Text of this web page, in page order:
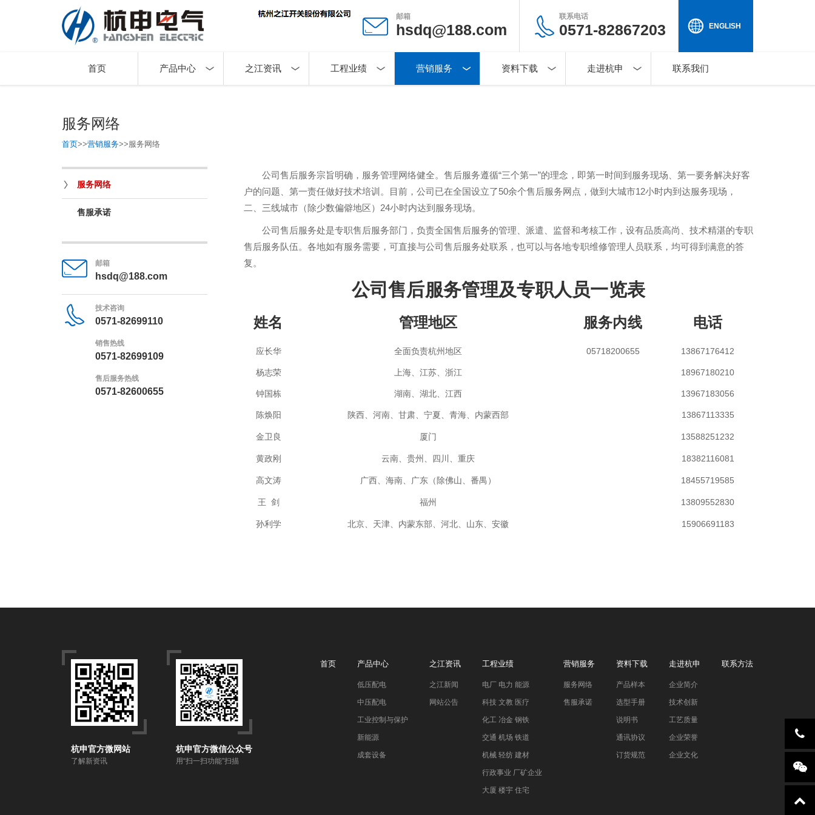
邮箱
hsdq@188.com
联系电话
0571-82867203 ENGLISH
首页 产品中心 之江资讯 工程业绩 营销服务 资料下载 走进杭申 联系我们
服务网络
首页>>营销服务>>服务网络
服务网络
售服承诺
邮箱
hsdq@188.com
技术咨询
0571-82699110
销售热线
0571-82699109
售后服务热线
0571-82600655
公司售后服务宗旨明确，服务管理网络健全。售后服务遵循“三个第一”的理念，即第一时间到服务现场、第一要务解决好客
户的问题、第一责任做好技术培训。目前，公司已在全国设立了50余个售后服务网点，做到大城市12小时内到达服务现场，
二、三线城市（除少数偏僻地区）24小时内达到服务现场。
公司售后服务处是专职售后服务部门，负责全国售后服务的管理、派遣、监督和考核工作，设有品质高尚、技术精湛的专职
售后服务队伍。各地如有服务需要，可直接与公司售后服务处联系，也可以与各地专职维修管理人员联系，均可得到满意的答
复。
公司售后服务管理及专职人员一览表
姓名 管理地区 服务内线 电话
应长华 全面负责杭州地区 05718200655 13867176412
杨志荣 上海、江苏、浙江 18967180210
钟国栋 湖南、湖北、江西 13967183056
陈焕阳 陕西、河南、甘肃、宁夏、青海、内蒙西部 13867113335
金卫良 厦门 13588251232
黄政刚 云南、贵州、四川、重庆 18382116081
高文涛 广西、海南、广东（除佛山、番禺） 18455719585
王 剑 福州 13809552830
孙利学 北京、天津、内蒙东部、河北、山东、安徽 15906691183
杭申官方微网站
了解新资讯
杭申官方微信公众号
用“扫一扫功能”扫描
首页 产品中心
低压配电
中压配电
工业控制与保护
新能源
成套设备
之江资讯
之江新闻
网站公告
工程业绩
电厂 电力 能源
科技 文教 医疗
化工 冶金 钢铁
交通 机场 铁道
机械 轻纺 建材
行政事业 厂矿企业
大厦 楼宇 住宅
营销服务
服务网络
售服承诺
资料下载
产品样本
选型手册
说明书
通讯协议
订货规范
走进杭申
企业简介
技术创新
工艺质量
企业荣誉
企业文化
联系方法